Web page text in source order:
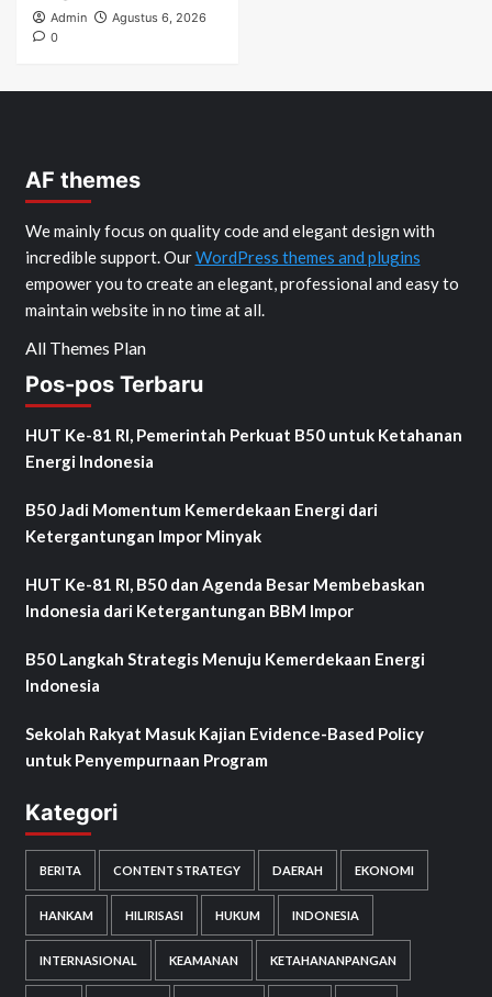
Admin
Agustus 6, 2026
0
AF themes
We mainly focus on quality code and elegant design with
incredible support. OurWordPress themes and plugins
empower you to create an elegant, professional and easy to
maintain website in no time at all.
All Themes Plan
Pos-pos Terbaru
HUT Ke-81 RI, Pemerintah Perkuat B50 untuk Ketahanan
Energi Indonesia
B50 Jadi Momentum Kemerdekaan Energi dari
Ketergantungan Impor Minyak
HUT Ke-81 RI, B50 dan Agenda Besar Membebaskan
Indonesia dari Ketergantungan BBM Impor
B50 Langkah Strategis Menuju Kemerdekaan Energi
Indonesia
Sekolah Rakyat Masuk Kajian Evidence-Based Policy
untuk Penyempurnaan Program
Kategori
BERITA CONTENT STRATEGY DAERAH EKONOMI
HANKAM HILIRISASI HUKUM INDONESIA
INTERNASIONAL KEAMANAN KETAHANANPANGAN